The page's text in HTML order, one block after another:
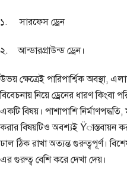
১. সারফেস ড্রেন
২. আন্ডারগ্রাউন্ড ড্রেন।
উভয় ক্ষেত্রেই পারিপার্শ্বিক অবস্থা,
বিবেচনায় নিয়ে ড্রেনের ধারণ কিংবা
একটি বিষয়। পাশাপাশি
করার বিষয়টিও অবশ্যই Ÿাস্তবায়ন
ঢাল ঠিক রাখা অত্যন্ত গুরুত্বপূর্ণ।
এর গুরুত্ব বেশি করে দেখা দেয়।